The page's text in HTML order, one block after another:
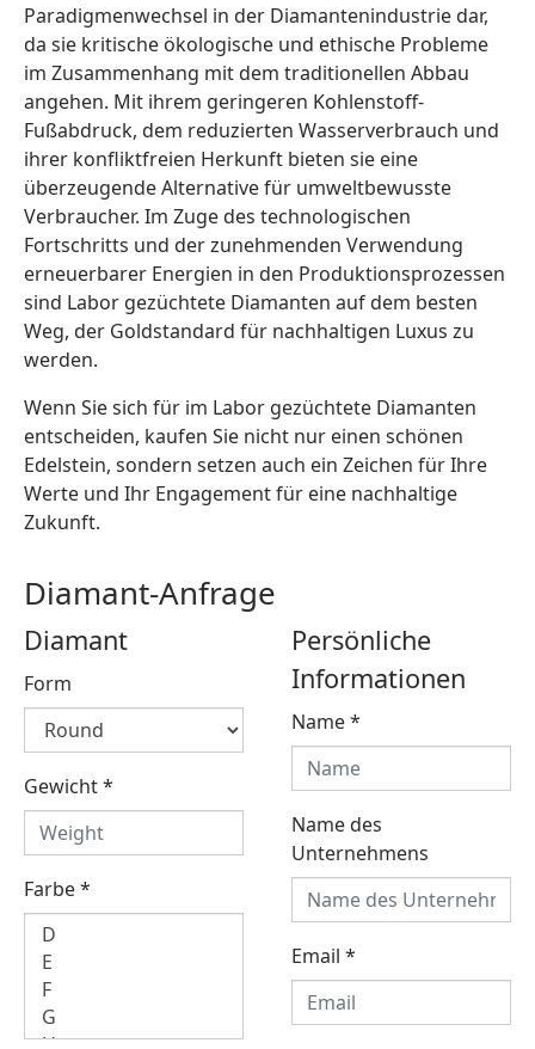
Paradigmenwechsel in der Diamantenindustrie dar,
da sie kritische ökologische und ethische Probleme
im Zusammenhang mit dem traditionellen Abbau
angehen. Mit ihrem geringeren Kohlenstoff-
Fußabdruck, dem reduzierten Wasserverbrauch und
ihrer konfliktfreien Herkunft bieten sie eine
überzeugende Alternative für umweltbewusste
Verbraucher. Im Zuge des technologischen
Fortschritts und der zunehmenden Verwendung
erneuerbarer Energien in den Produktionsprozessen
sind Labor gezüchtete Diamanten auf dem besten
Weg, der Goldstandard für nachhaltigen Luxus zu
werden.
Wenn Sie sich für im Labor gezüchtete Diamanten
entscheiden, kaufen Sie nicht nur einen schönen
Edelstein, sondern setzen auch ein Zeichen für Ihre
Werte und Ihr Engagement für eine nachhaltige
Zukunft.
Diamant-Anfrage
Diamant
Form
Gewicht*
Farbe*
Persönliche
Informationen
Name*
Name des
Unternehmens
Email *